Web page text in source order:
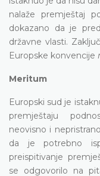
nalaže premještaj
dokazano da je
državne vlasti.
Europske konvencije
Meritum
Europski sud je
premještaju
neovisno i
da je potrebno
preispitivanje
se odgovorilo na